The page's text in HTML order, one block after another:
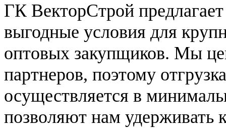
ГК ВекторСтрой
выгодные условия для
оптовых закупщиков. Мы
партнеров, поэтому
осуществляется в
позволяют нам удерживать